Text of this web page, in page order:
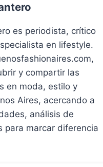
es periodista, crítico
en lifestyle.
y compartir las
en moda, estilo y
Aires, acercando a
análisis de
para marcar diferencia